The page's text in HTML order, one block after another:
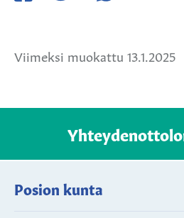
Viimeksi muokattu 13.1.2025
Posion kunta